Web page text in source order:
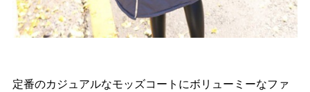
定番のカジュアルなモッズコートにボリューミーなファ